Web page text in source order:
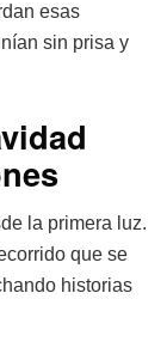
esas
sin prisa y
la primera luz.
que se
historias